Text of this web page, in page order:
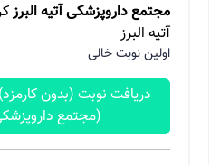
مجتمع داروپزشکی آتیه البرز
آتیه البرز
اولین نوبت خالی
دریافت نوبت (بدون
(مجتمع